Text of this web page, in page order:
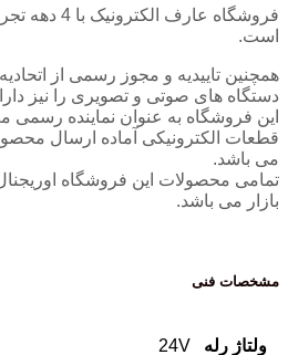
فروشگاه عارف
است.
همچنین تاییدیه و مجوز رسمی از
دستگاه های صوتی و تصویری را نیز
این فروشگاه به عنوان نماینده رسمی
قطعات الکترونیکی آماده ارسال
می باشد.
تمامی محصولات این فروشگاه
بازار می باشد.
مشخصات فنی
ولتاژ رله 24V